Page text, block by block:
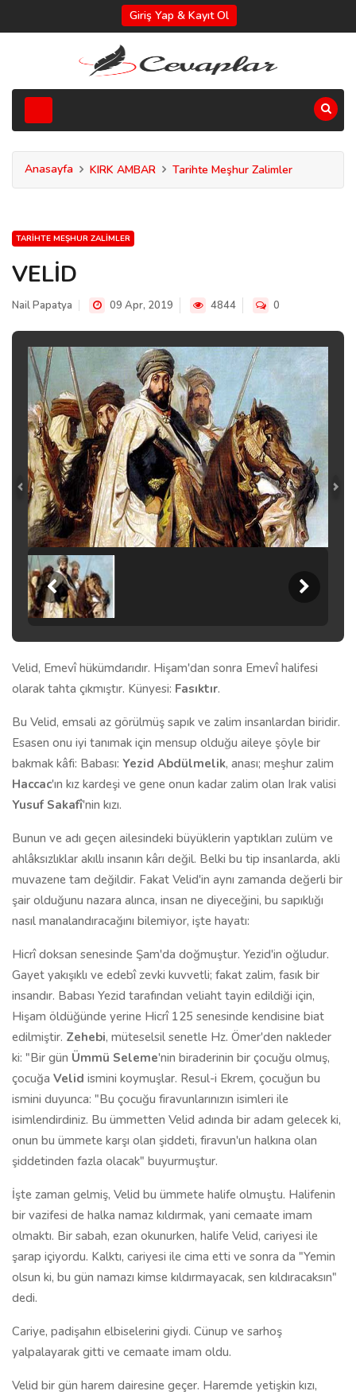
Giriş Yap & Kayıt Ol
Anasayfa KIRK AMBAR Tarihte Meşhur Zalimler
TARIHTE MEŞHUR ZALIMLER
VELİD
Nail Papatya 09 Apr, 2019 4844 0
Velid, Emevî hükümdarıdır. Hişam'dan sonra Emevî halifesi
olarak tahta çıkmıştır. Künyesi: Fasıktır.
Bu Velid, emsali az görülmüş sapık ve zalim insanlardan biridir.
Esasen onu iyi tanımak için mensup olduğu aileye şöyle bir
bakmak kâfi: Babası: Yezid Abdülmelik, anası; meşhur zalim
Haccac'ın kız kardeşi ve gene onun kadar zalim olan Irak valisi
Yusuf Sakafî'nin kızı.
Bunun ve adı geçen ailesindeki büyüklerin yaptıkları zulüm ve
ahlâksızlıklar akıllı insanın kârı değil. Belki bu tip insanlarda, akli
muvazene tam değildir. Fakat Velid'in aynı zamanda değerli bir
şair olduğunu nazara alınca, insan ne diyeceğini, bu sapıklığı
nasıl manalandıracağını bilemiyor, işte hayatı:
Hicrî doksan senesinde Şam'da doğmuştur. Yezid'in oğludur.
Gayet yakışıklı ve edebî zevki kuvvetli; fakat zalim, fasık bir
insandır. Babası Yezid tarafından veliaht tayin edildiği için,
Hişam öldüğünde yerine Hicrî 125 senesinde kendisine biat
edilmiştir. Zehebi, müteselsil senetle Hz. Ömer'den nakleder
ki: "Bir gün Ümmü Seleme'nin biraderinin bir çocuğu olmuş,
çocuğa Velid ismini koymuşlar. Resul-i Ekrem, çocuğun bu
ismini duyunca: "Bu çocuğu firavunlarınızın isimleri ile
isimlendirdiniz. Bu ümmetten Velid adında bir adam gelecek ki,
onun bu ümmete karşı olan şiddeti, firavun'un halkına olan
şiddetinden fazla olacak" buyurmuştur.
İşte zaman gelmiş, Velid bu ümmete halife olmuştu. Halifenin
bir vazifesi de halka namaz kıldırmak, yani cemaate imam
olmaktı. Bir sabah, ezan okunurken, halife Velid, cariyesi ile
şarap içiyordu. Kalktı, cariyesi ile cima etti ve sonra da "Yemin
olsun ki, bu gün namazı kimse kıldırmayacak, sen kıldıracaksın"
dedi.
Cariye, padişahın elbiselerini giydi. Cünup ve sarhoş
yalpalayarak gitti ve cemaate imam oldu.
Velid bir gün harem dairesine geçer. Haremde yetişkin kızı,